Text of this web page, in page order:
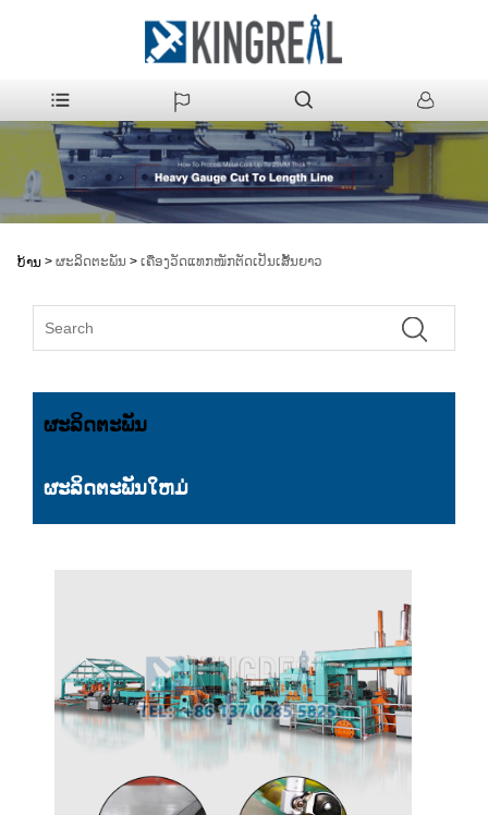
ບ້ານ > ຜະລິດຕະພັນ > ເຄື່ອງວັດແທກໜັກຕັດເປັນເສັ້ນຍາວ
ຜະລິດຕະພັນ
ຜະລິດຕະພັນໃຫມ່